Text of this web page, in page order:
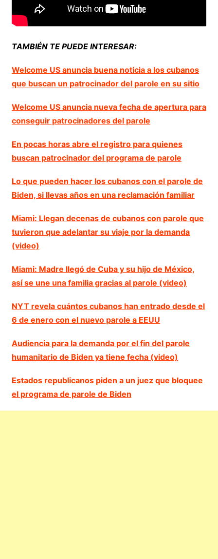
TAMBIÉN TE PUEDE INTERESAR:
Welcome US anuncia buena noticia a los cubanos
que buscan un patrocinador del parole en su sitio
Welcome US anuncia nueva fecha de apertura para
conseguir patrocinadores del parole
En pocas horas abre el registro para quienes
buscan patrocinador del programa de parole
Lo que pueden hacer los cubanos con el parole de
Biden, si llevas años en una reclamación familiar
Miami: Llegan decenas de cubanos con parole que
tuvieron que adelantar su viaje por la demanda
(video)
Miami: Madre llegó de Cuba y su hijo de México,
así se une una familia gracias al parole (video)
NYT revela cuántos cubanos han entrado desde el
6 de enero con el nuevo parole a EEUU
Audiencia para la demanda por el fin del parole
humanitario de Biden ya tiene fecha (video)
Estados republicanos piden a un juez que bloquee
el programa de parole de Biden